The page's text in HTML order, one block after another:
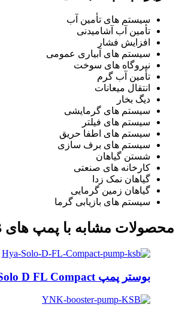
سیستم های تأمین آب
تأمین آب آشامیدنی
افزایش فشار
سیستم های آبیاری عمومی
نیروگاه های سوخت
تأمین آب گرم
انتقال میعانات
دیگ بخار
سیستم های گرمایشی
سیستم های فیلتر
سیستم های اطفا حریق
سیستم های برف سازی
شستن گیاهان
کارخانه های صنعتی
گیاهان نمک زدا
گیاهان زمین گرمایی
سیستم های بازیابی گرما
محصولات مشابه با پمپ های KSB
بوستر پمپ Hya-Solo D FL Compact